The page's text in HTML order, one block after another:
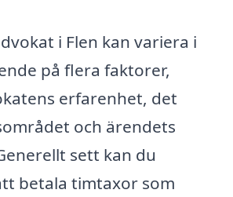
i Flen kan variera i
på flera faktorer,
erfarenhet, det
och ärendets
sett kan du
betala timtaxor som